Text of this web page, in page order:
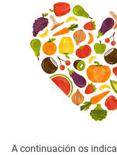
A continuación os